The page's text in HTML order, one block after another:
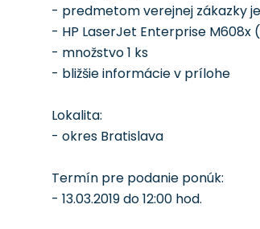
- predmetom verejnej zákazky
- HP LaserJet Enterprise M608x
- množstvo 1 ks
- bližšie informácie v prílohe
Lokalita:
- okres Bratislava
Termín pre podanie ponúk:
- 13.03.2019 do 12:00 hod.